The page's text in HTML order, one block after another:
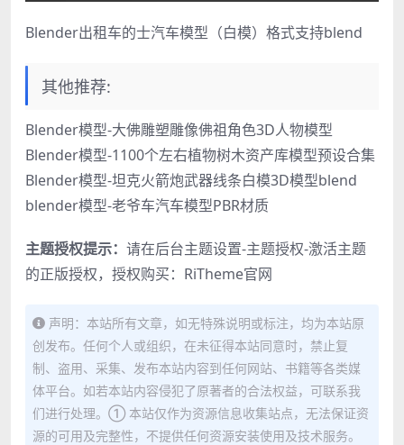
Blender出租车的士汽车模型（白模）格式支持blend
其他推荐:
Blender模型-大佛雕塑雕像佛祖角色3D人物模型
Blender模型-1100个左右植物树木资产库模型预设合集
Blender模型-坦克火箭炮武器线条白模3D模型blend
blender模型-老爷车汽车模型PBR材质
主题授权提示： 请在后台主题设置-主题授权-激活主题
的正版授权，授权购买： RiTheme官网
声明：本站所有文章，如无特殊说明或标注，均为本站原
创发布。任何个人或组织，在未征得本站同意时，禁止复
制、盗用、采集、发布本站内容到任何网站、书籍等各类媒
体平台。如若本站内容侵犯了原著者的合法权益，可联系我
们进行处理。① 本站仅作为资源信息收集站点，无法保证资
源的可用及完整性，不提供任何资源安装使用及技术服务。